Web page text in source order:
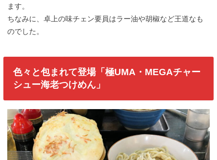
ます。
ちなみに、卓上の味チェン要員はラー油や胡椒など王道なも
のでした。
色々と包まれて登場「極UMA・MEGAチャー
シュー海老つけめん」